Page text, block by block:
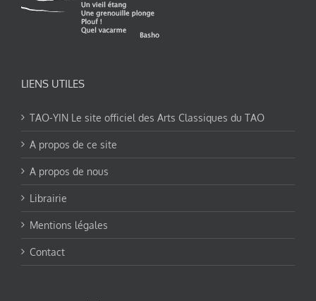
LIENS UTILES
TAO-YIN Le site officiel des Arts Classiques du TAO
A propos de ce site
A propos de nous
Librairie
Mentions légales
Contact